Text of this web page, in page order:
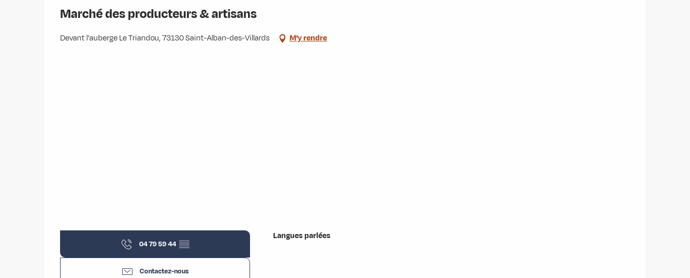
Marché des producteurs & artisans
Devant l'auberge Le Triandou, 73130 Saint-Alban-des-Villards M'y rendre
04 79 59 44 ▒▒
Contactez-nous
Langues parlées
Langues parlées